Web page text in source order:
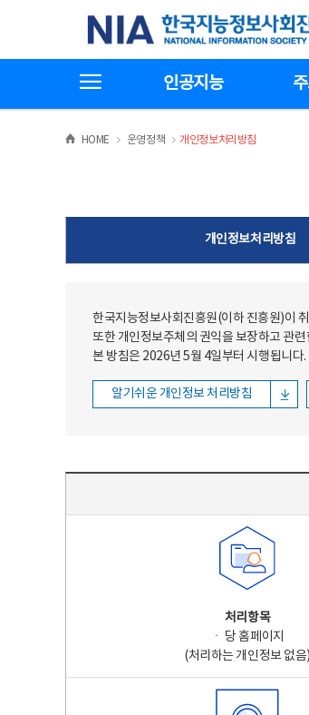
한국지능정보사회진흥원
인공지능
HOME >운영정책 >
개인정보처리방침
개인정보처리방침
한국지능정보사회진흥원(이하 진흥원)이
또한 개인정보주체의 권익을 보장하고 관
본 방침은 2026년 5월 4일부터 시행됩니다.
알기쉬운 개인정보 처리방침
처리항목
ㆍ 당 홈페이지
(처리하는 개인정보 없음)